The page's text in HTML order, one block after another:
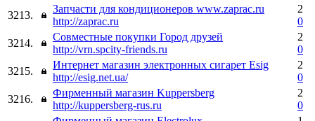
3213.
Запчасти для кондиционеров www.zaprac.ru
http://zaprac.ru
2
0
3214.
Совместные покупки Город друзей
http://vrn.spcity-friends.ru
2
0
3215.
Интернет магазин электронных сигарет Esig
http://esig.net.ua/
2
0
3216.
Фирменный магазин Kuppersberg
http://kuppersberg-rus.ru
2
0